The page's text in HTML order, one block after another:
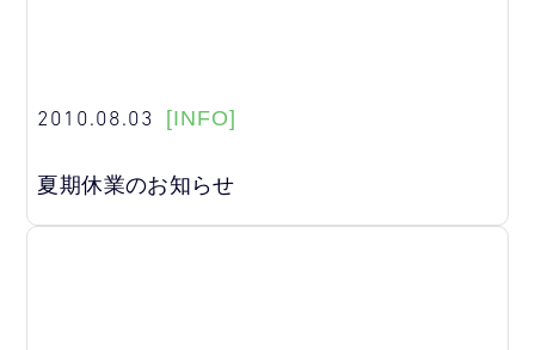
2010.08.03 [INFO]
夏期休業のお知らせ